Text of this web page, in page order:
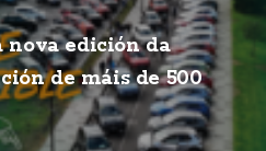
edición da
de máis de 500